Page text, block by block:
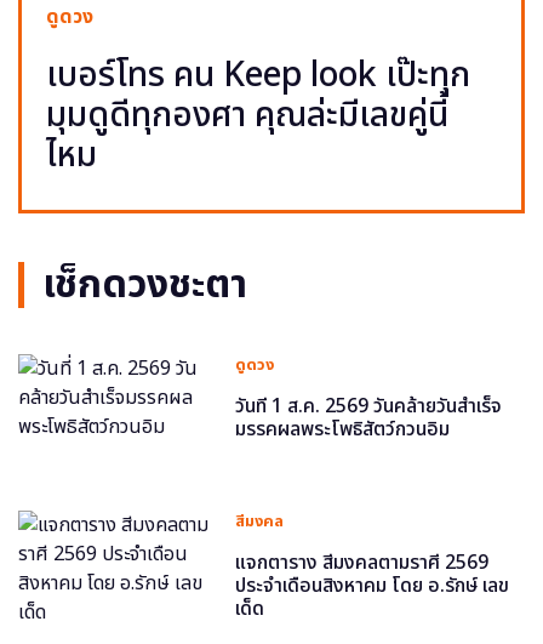
ดูดวง
เบอร์โทร คน Keep look เป๊ะทุก
มุมดูดีทุกองศา คุณล่ะมีเลขคู่นี้
ไหม
เช็กดวงชะตา
ดูดวง
วันที่ 1 ส.ค. 2569 วันคล้ายวันสำเร็จ
มรรคผลพระโพธิสัตว์กวนอิม
สีมงคล
แจกตาราง สีมงคลตามราศี 2569
ประจำเดือนสิงหาคม โดย อ.รักษ์ เลข
เด็ด